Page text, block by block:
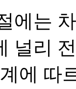
에는
널리
에 따